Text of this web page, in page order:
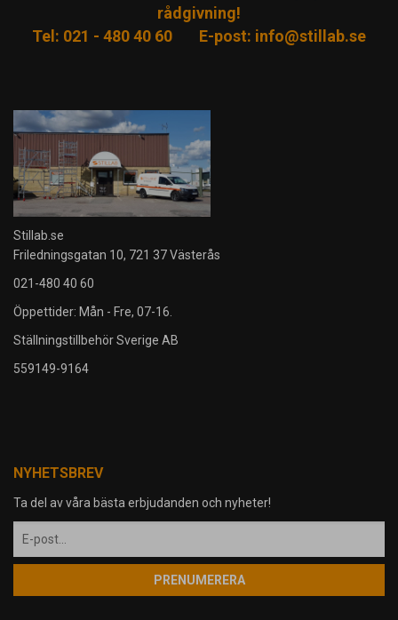
rådgivning!
Tel: 021 - 480 40 60
E-post: info@stillab.se
Stillab.se
Friledningsgatan 10, 721 37 Västerås
021-480 40 60
Öppettider: Mån - Fre, 07-16.
Ställningstillbehör Sverige AB
559149-9164
NYHETSBREV
Ta del av våra bästa erbjudanden och nyheter!
PRENUMERERA